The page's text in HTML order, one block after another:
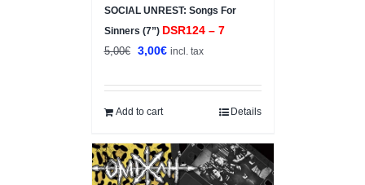
SOCIAL UNREST: Songs For
Sinners (7”) DSR124 – 7
5,00€
Original
was:
5,00€.
3,00€Current
is:
incl. tax
Add to cart Details